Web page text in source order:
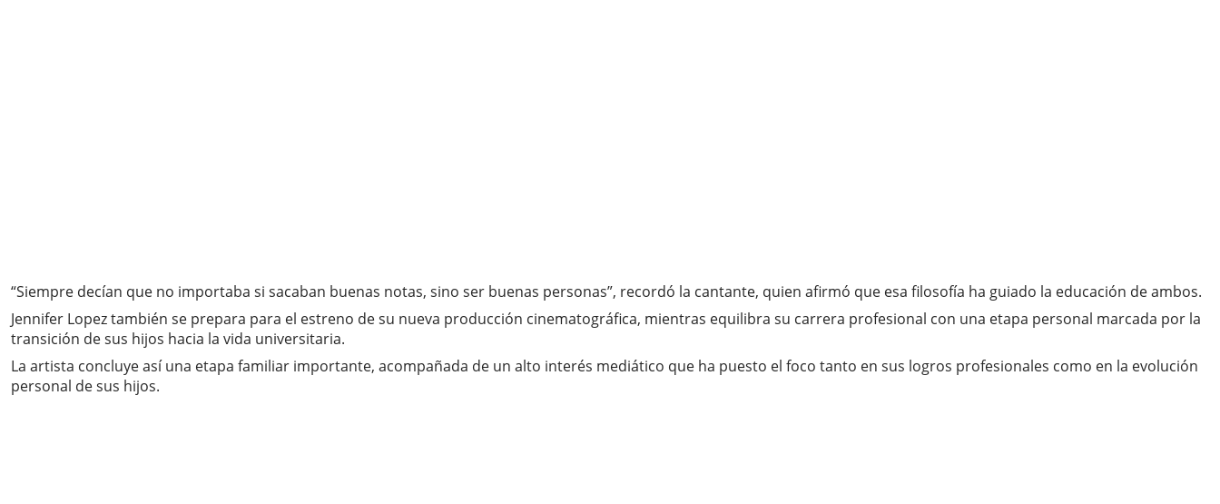
“Siempre decían que no importaba si sacaban buenas notas, sino ser buenas personas”, recordó la cantante, quien afirmó que esa filosofía ha guiado la educación de ambos.
Jennifer Lopez también se prepara para el estreno de su nueva producción cinematográfica, mientras equilibra su carrera profesional con una etapa personal marcada por la
transición de sus hijos hacia la vida universitaria.
La artista concluye así una etapa familiar importante, acompañada de un alto interés mediático que ha puesto el foco tanto en sus logros profesionales como en la evolución
personal de sus hijos.